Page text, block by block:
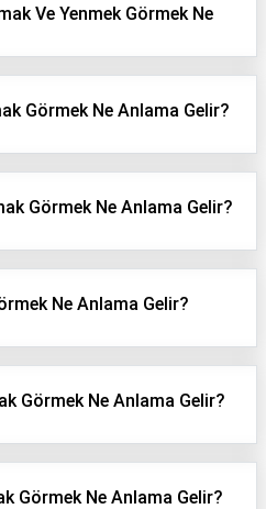
Ve Yenmek Görmek Ne
Görmek Ne Anlama Gelir?
Görmek Ne Anlama Gelir?
Ne Anlama Gelir?
Görmek Ne Anlama Gelir?
Görmek Ne Anlama Gelir?